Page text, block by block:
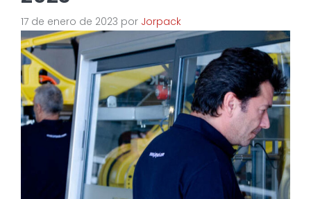
17 de enero de 2023 por Jorpack